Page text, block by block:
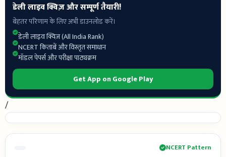
डेली लाइव क्विज़ और सम्पूर्ण तैयारी!
बेहतर परिणाम के लिए अभी डाउनलोड करें।
डेली लाइव क्विज़ (All India Rank)
NCERT किताबें और विस्तृत समाधान
मॉडल पेपर्स और परीक्षा पाठ्यक्रम
Get App on Google Play
/
NCERT Pattern